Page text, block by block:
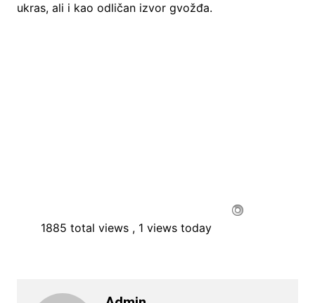
ukras, ali i kao odličan izvor gvožđa.
1885 total views , 1 views today